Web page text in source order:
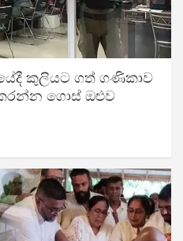
කුලියට ගත් ගණිකාව
ගොස් ඔළුව